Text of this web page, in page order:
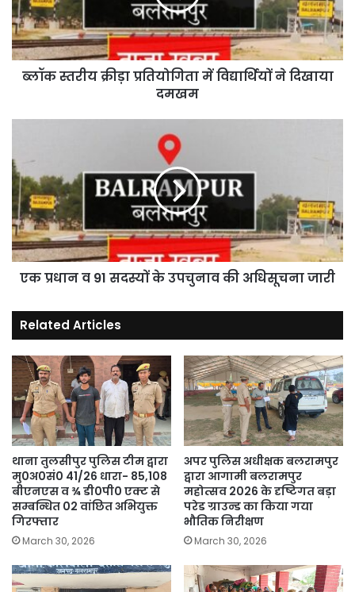
विद्यार्थियों
ने
दिखाया
दमखम
ब्लॉक स्तरीय क्रीड़ा प्रतियोगिता में विद्यार्थियों ने दिखाया
दमखम
व
91
सदस्यों
के
उपचुनाव
की
अधिसूचना
जारी
एक प्रधान व 91 सदस्यों के उपचुनाव की अधिसूचना जारी
Related Articles
थाना तुलसीपुर पुलिस टीम द्वारा
मु0अ0सं0 41/26 धारा- 85,108
बीएनएस व ¾ डी0पी0 एक्ट से
सम्बन्धित 02 वांछित अभियुक्त
गिरफ्तार
March 30, 2026
अपर पुलिस अधीक्षक बलरामपुर
द्वारा आगामी बलरामपुर
महोत्सव 2026 के दृष्टिगत बड़ा
परेड ग्राउन्ड का किया गया
भौतिक निरीक्षण
March 30, 2026